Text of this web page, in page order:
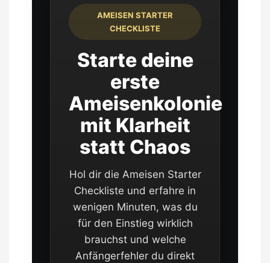
AMEISEN STARTER
CHECKLISTE
Starte deine
erste
Ameisenkolonie
mit Klarheit
statt Chaos
Hol dir die Ameisen Starter
Checkliste und erfahre in
wenigen Minuten, was du
für den Einstieg wirklich
brauchst und welche
Anfängerfehler du direkt